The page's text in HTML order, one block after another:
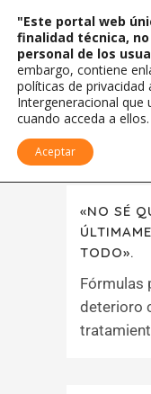
«NO SÉ
TODO».
Fórmulas
deterioro
"Este portal web
finalidad técnica,
personal de los
embargo, contiene
políticas de privacidad
Intergeneracional que
cuando acceda a
Aceptar